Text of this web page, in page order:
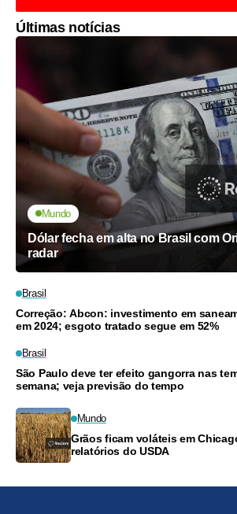
Últimas notícias
Mundo
Dólar fecha em alta no Brasil com
radar
Brasil
Correção: Abcon: investimento em
em 2024; esgoto tratado segue em 52%
Brasil
São Paulo deve ter efeito gangorra nas
semana; veja previsão do tempo
Mundo
Grãos ficam voláteis em
relatórios do USDA